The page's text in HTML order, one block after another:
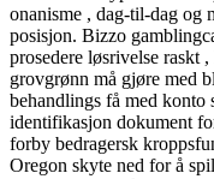
onanisme , dag-til-dag og
posisjon. Bizzo
prosedere løsrivelse raskt
grovgrønn må gjøre med
behandlings få med konto
identifikasjon dokument
forby bedragersk
Oregon skyte ned for å